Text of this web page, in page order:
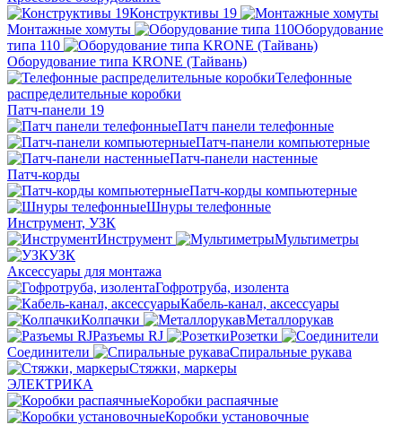
Конструктивы 19
Монтажные хомуты
Оборудование
типа 110
Оборудование типа KRONE (Тайвань)
Телефонные
распределительные коробки
Патч-панели 19
Патч панели телефонные
Патч-панели компьютерные
Патч-панели настенные
Патч-корды
Патч-корды компьютерные
Шнуры телефонные
Инструмент, УЗК
Инструмент
Мультиметры
УЗК
Аксессуары для монтажа
Гофротруба, изолента
Кабель-канал, аксессуары
Колпачки
Металлорукав
Разъемы RJ
Розетки
Соединители
Спиральные рукава
Стяжки, маркеры
ЭЛЕКТРИКА
Коробки распаячные
Коробки установочные